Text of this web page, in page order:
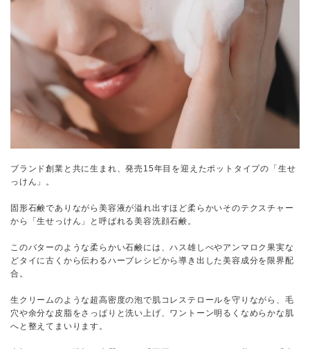
ブランド創業と共に生まれ、発売15年目を迎えたポットタイプの「生せ
っけん」。
固形石鹸でありながら美容液が溢れ出すほど柔らかいそのテクスチャー
から「生せっけん」と呼ばれる美容洗顔石鹸。
このバターのような柔らかい石鹸には、ハス雄しべやアンマロク果実な
どタイに古くから伝わるハーブレシピから導き出した美容成分を限界配
合。
生クリームのような超高密度の泡で肌コレステロールを守りながら、毛
穴や余分な皮脂をさっぱりと洗い上げ、ワントーン明るくなめらかな肌
へと整えてまいります。